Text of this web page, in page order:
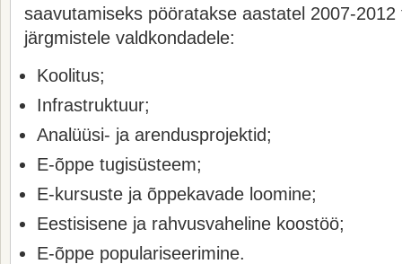
saavutamiseks pööratakse aastatel 2007-2012
järgmistele valdkondadele:
Koolitus;
Infrastruktuur;
Analüüsi- ja arendusprojektid;
E-õppe tugisüsteem;
E-kursuste ja õppekavade loomine;
Eestisisene ja rahvusvaheline koostöö;
E-õppe populariseerimine.